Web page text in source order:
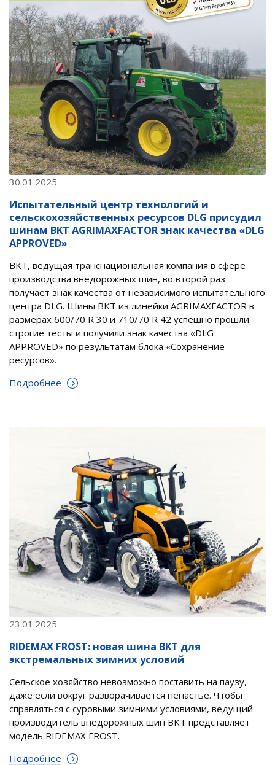
30.01.2025
Испытательный центр технологий и
сельскохозяйственных ресурсов DLG присудил
шинам BKT AGRIMAXFACTOR знак качества «DLG
APPROVED»
BKT, ведущая транснациональная компания в сфере
производства внедорожных шин, во второй раз
получает знак качества от независимого испытательного
центра DLG. Шины BKT из линейки AGRIMAXFACTOR в
размерах 600/70 R 30 и 710/70 R 42 успешно прошли
строгие тесты и получили знак качества «DLG
APPROVED» по результатам блока «Сохранение
ресурсов».
Подробнее
23.01.2025
RIDEMAX FROST: новая шина BKT для
экстремальных зимних условий
Сельское хозяйство невозможно поставить на паузу,
даже если вокруг разворачивается ненастье. Чтобы
справляться с суровыми зимними условиями, ведущий
производитель внедорожных шин BKT представляет
модель RIDEMAX FROST.
Подробнее